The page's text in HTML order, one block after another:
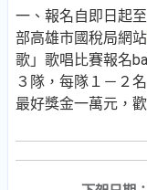
一、報名自即日起
部高雄市國稅局網站
歌」歌唱比賽報名
３隊，每隊１－２
最好獎金一萬元，